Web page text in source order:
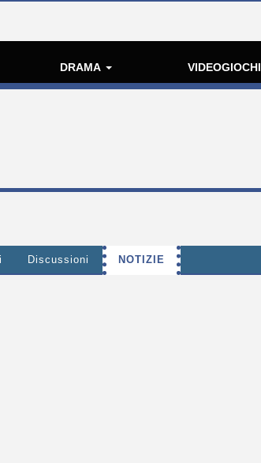
DRAMA VIDEOGIOCHI
Discussioni NOTIZIE